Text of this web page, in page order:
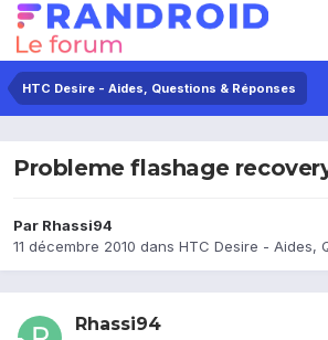
HTC Desire - Aides, Questions & Réponses
Probleme flashage
Par Rhassi94
11 décembre 2010 dans HTC Desire - Aides,
Rhassi94